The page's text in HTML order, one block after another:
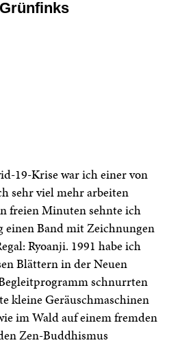
19-Krise war ich einer von
sehr viel mehr arbeiten
freien Minuten sehnte ich
einen Band mit Zeichnungen
Ryoanji. 1991 habe ich
Blättern in der Neuen
schnurrten
kleine Geräuschmaschinen
im Wald auf einem fremden
Zen-Buddhismus